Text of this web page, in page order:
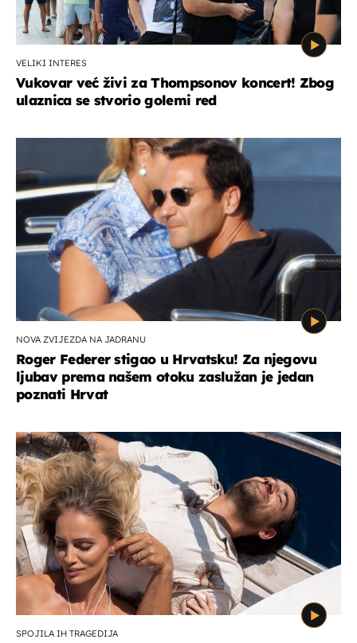
VELIKI INTERES
Vukovar već živi za Thompsonov koncert! Zbog
ulaznica se stvorio golemi red
NOVA ZVIJEZDA NA JADRANU
Roger Federer stigao u Hrvatsku! Za njegovu
ljubav prema našem otoku zaslužan je jedan
poznati Hrvat
SPOJILA IH TRAGEDIJA